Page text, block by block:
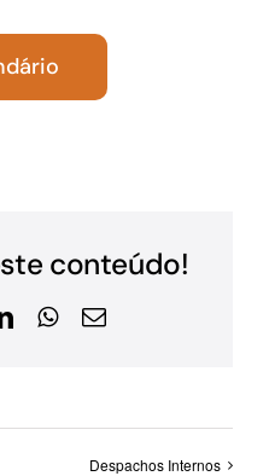
conteúdo!
LinkedInWhatsApp
E-
Despachos Internos